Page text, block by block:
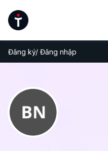
Đăng ký/ Đăng nhập